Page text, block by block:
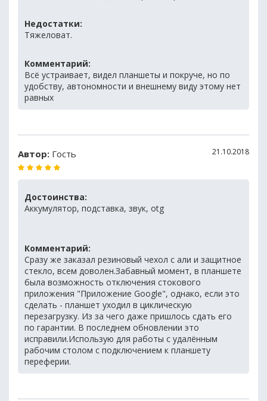
Недостатки:
Тяжеловат.
Комментарий:
Всё устраивает, видел планшеты и покруче, но по
удобству, автономности и внешнему виду этому нет
равных
Автор: Гость 21.10.2018
Достоинства:
Аккумулятор, подставка, звук, otg
Комментарий:
Сразу же заказал резиновый чехол с али и защитное
стекло, всем доволен.Забавный момент, в планшете
была возможность отключения стокового
приложения "Приложение Google", однако, если это
сделать - планшет уходил в циклическую
перезагрузку. Из за чего даже пришлось сдать его
по гарантии. В последнем обновлении это
исправили.Использую для работы с удалённым
рабочим столом с подключением к планшету
переферии.